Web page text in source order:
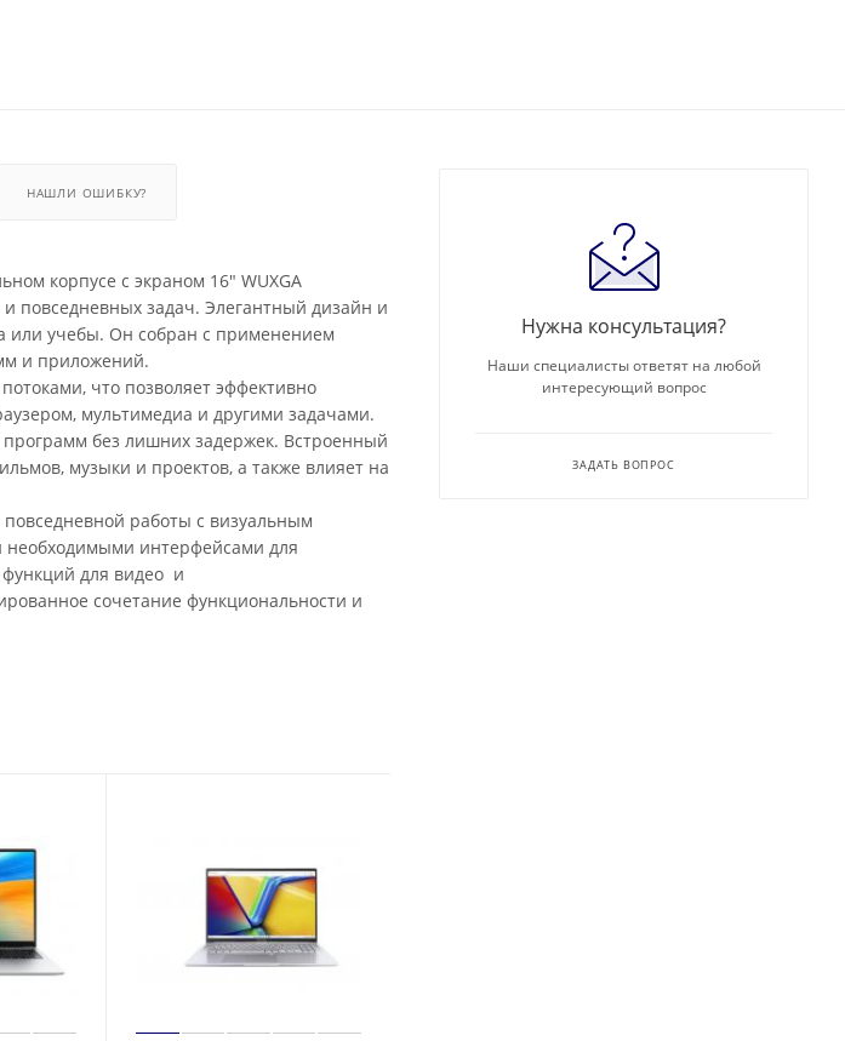
НАШЛИ ОШИБКУ?
корпусе с экраном 16" WUXGA
повседневных задач. Элегантный дизайн и
или учебы. Он собран с применением
и приложений.
что позволяет эффективно
мультимедиа и другими задачами.
без лишних задержек. Встроенный
музыки и проектов, а также влияет на
работы с визуальным
необходимыми интерфейсами для
для видео и
сочетание функциональности и
Нужна консультация?
Наши специалисты ответят на любой
интересующий вопрос
ЗАДАТЬ ВОПРОС